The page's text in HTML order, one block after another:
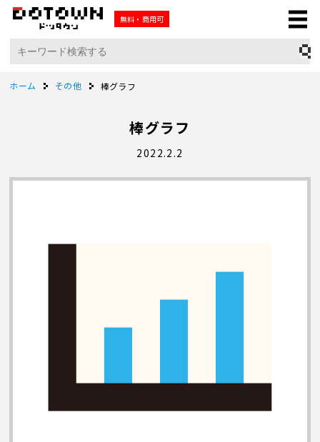
無料・商用可
ホーム その他 棒グラフ
棒グラフ
2022.2.2